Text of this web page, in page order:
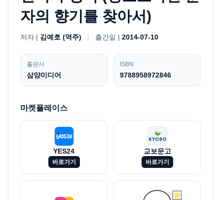
자의 향기를 찾아서)
저자 | 김예호 (역주) | 출간일 | 2014-07-10
출판사
삼양미디어
ISBN
9788958972846
마켓플레이스
YES24
바로가기
교보문고
바로가기